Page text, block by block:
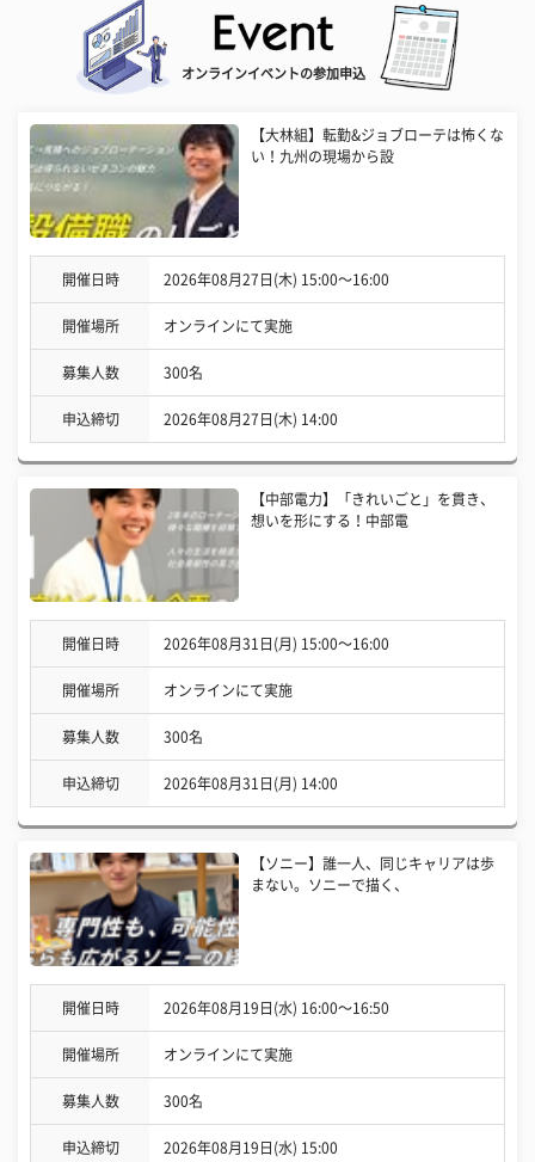
オンラインイベントの参加申込
【大林組】転勤&ジョブローテは怖くな
い！九州の現場から設
開催日時 2026年08月27日(木) 15:00〜16:00
開催場所 オンラインにて実施
募集人数 300名
申込締切 2026年08月27日(木) 14:00
【中部電力】「きれいごと」を貫き、
想いを形にする！中部電
開催日時 2026年08月31日(月) 15:00〜16:00
開催場所 オンラインにて実施
募集人数 300名
申込締切 2026年08月31日(月) 14:00
【ソニー】誰一人、同じキャリアは歩
まない。ソニーで描く、
開催日時 2026年08月19日(水) 16:00〜16:50
開催場所 オンラインにて実施
募集人数 300名
申込締切 2026年08月19日(水) 15:00